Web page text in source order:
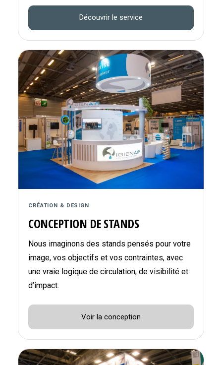
Découvrir le service
CRÉATION & DESIGN
CONCEPTION DE STANDS
Nous imaginons des stands pensés pour votre
image, vos objectifs et vos contraintes, avec
une vraie logique de circulation, de visibilité et
d’impact.
Voir la conception